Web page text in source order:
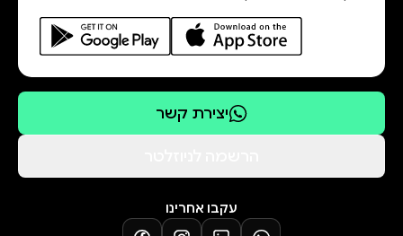
יצירת קשר
עקבו אחרינו